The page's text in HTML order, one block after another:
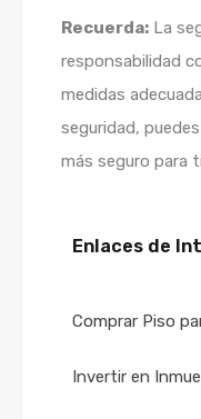
Recuerda: La
responsabilidad
medidas
seguridad,
más seguro para
Enlaces de
Comprar Piso
Invertir en